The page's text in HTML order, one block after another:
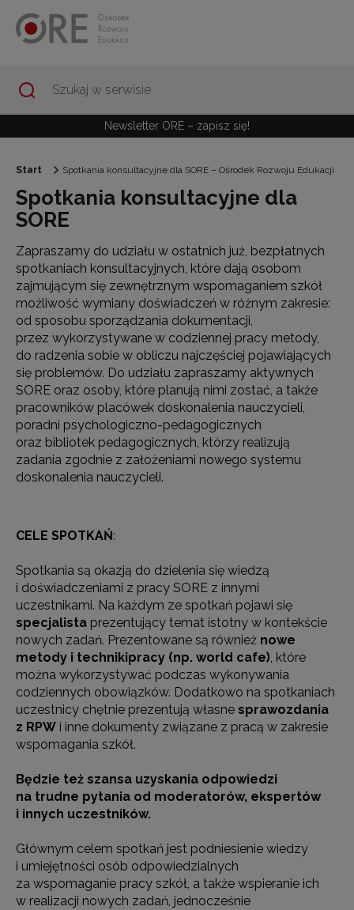
Newsletter ORE – zapisz się!
Start Spotkania konsultacyjne dla SORE – Ośrodek Rozwoju Edukacji
Spotkania konsultacyjne dla
SORE
Zapraszamy do udziału w ostatnich już, bezpłatnych
spotkaniach konsultacyjnych, które dają osobom
zajmującym się zewnętrznym wspomaganiem szkół
możliwość wymiany doświadczeń w różnym zakresie:
od sposobu sporządzania dokumentacji,
przez wykorzystywane w codziennej pracy metody,
do radzenia sobie w obliczu najczęściej pojawiających
się problemów. Do udziału zapraszamy aktywnych
SORE oraz osoby, które planują nimi zostać, a także
pracowników placówek doskonalenia nauczycieli,
poradni psychologiczno-pedagogicznych
oraz bibliotek pedagogicznych, którzy realizują
zadania zgodnie z założeniami nowego systemu
doskonalenia nauczycieli.
CELE SPOTKAŃ:
Spotkania są okazją do dzielenia się wiedzą
i doświadczeniami z pracy SORE z innymi
uczestnikami. Na każdym ze spotkań pojawi się
specjalista prezentujący temat istotny w kontekście
nowych zadań. Prezentowane są również nowe
metody i technikipracy (np. world cafe), które
można wykorzystywać podczas wykonywania
codziennych obowiązków. Dodatkowo na spotkaniach
uczestnicy chętnie prezentują własne sprawozdania
z RPW i inne dokumenty związane z pracą w zakresie
wspomagania szkół.
Będzie też szansa uzyskania odpowiedzi
na trudne pytania od moderatorów, ekspertów
i innych uczestników.
Głównym celem spotkań jest podniesienie wiedzy
i umiejętności osób odpowiedzialnych
za wspomaganie pracy szkół, a także wspieranie ich
w realizacji nowych zadań, jednocześnie